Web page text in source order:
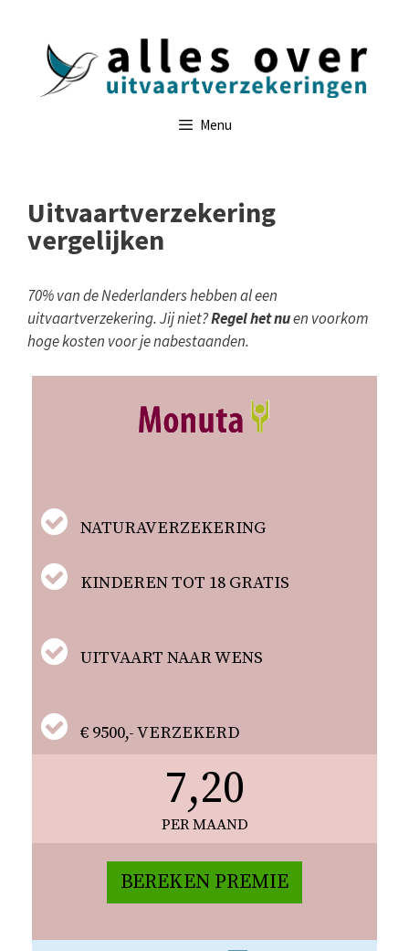
Menu
Uitvaartverzekering
vergelijken
70% van de Nederlanders hebben al een
uitvaartverzekering. Jij niet?Regel het nuen voorkom
hoge kosten voor je nabestaanden.
NATURAVERZEKERING
KINDEREN TOT 18 GRATIS
UITVAART NAAR WENS
€ 9500,- VERZEKERD
7,20
PER MAAND
BEREKEN PREMIE